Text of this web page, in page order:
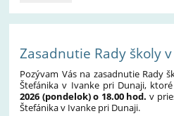
Zasadnutie Rady školy
Pozývam Vás na zasadnutie Rady
Štefánika v Ivanke pri Dunaji,
2026 (pondelok) o 18.00 hod. v
Štefánika v Ivanke pri Dunaji.